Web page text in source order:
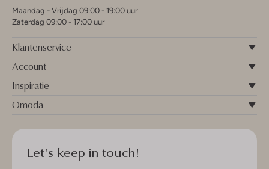
Maandag - Vrijdag 09:00 - 19:00 uur
Zaterdag 09:00 - 17:00 uur
Klantenservice
Account
Inspiratie
Omoda
Let's keep in touch!